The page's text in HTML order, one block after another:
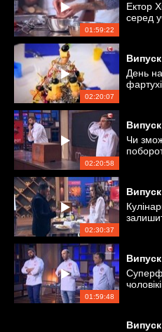
01:59:22
Ектор
серед
02:20:07
Випуск
День
02:20:58
Випуск
Чи
02:30:37
Випуск
01:59:48
Випуск
Випуск